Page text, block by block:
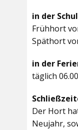
in der
Frühhort
Späthort
in der
täglich
Der Hort
Neujahr,